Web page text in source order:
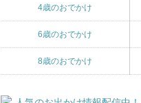
4歳のおでかけ
6歳のおでかけ
8歳のおでかけ